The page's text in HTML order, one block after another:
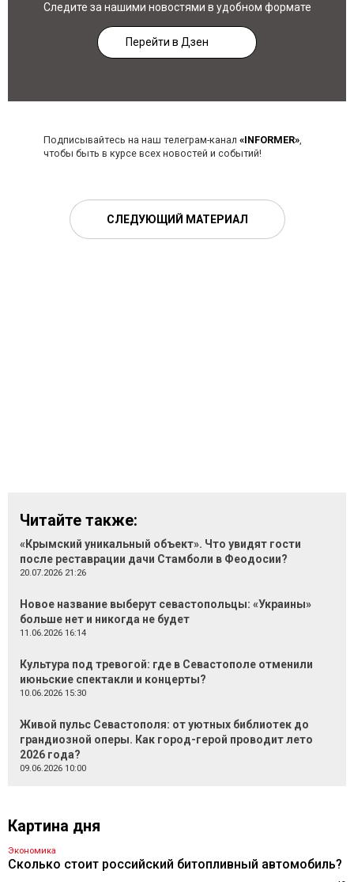
Следите за нашими новостями в удобном формате
Перейти в Дзен
Подписывайтесь на наш телеграм-канал «INFORMER»,
чтобы быть в курсе всех новостей и событий!
СЛЕДУЮЩИЙ МАТЕРИАЛ
Читайте также:
«Крымский уникальный объект». Что увидят гости
после реставрации дачи Стамболи в Феодосии?
20.07.2026 21:26
Новое название выберут севастопольцы: «Украины»
больше нет и никогда не будет
11.06.2026 16:14
Культура под тревогой: где в Севастополе отменили
июньские спектакли и концерты?
10.06.2026 15:30
Живой пульс Севастополя: от уютных библиотек до
грандиозной оперы. Как город-герой проводит лето
2026 года?
09.06.2026 10:00
Картина дня
Экономика
Сколько стоит российский битопливный автомобиль?